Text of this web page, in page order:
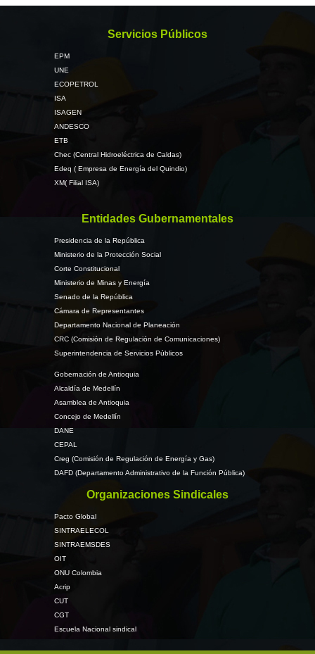
Servicios Públicos
EPM
UNE
ECOPETROL
ISA
ISAGEN
ANDESCO
ETB
Chec (Central Hidroeléctrica de Caldas)
Edeq ( Empresa de Energía del Quindio)
XM( Filial ISA)
Entidades Gubernamentales
Presidencia de la República
Ministerio de la Protección Social
Corte Constitucional
Ministerio de Minas y Energía
Senado de la República
Cámara de Representantes
Departamento Nacional de Planeación
CRC (Comisión de Regulación de Comunicaciones)
Superintendencia de Servicios Públicos
Gobernación de Antioquia
Alcaldía de Medellín
Asamblea de Antioquia
Concejo de Medellín
DANE
CEPAL
Creg (Comisión de Regulación de Energía y Gas)
DAFD (Departamento Administrativo de la Función Pública)
Organizaciones Sindicales
Pacto Global
SINTRAELECOL
SINTRAEMSDES
OIT
ONU Colombia
Acrip
CUT
CGT
Escuela Nacional sindical